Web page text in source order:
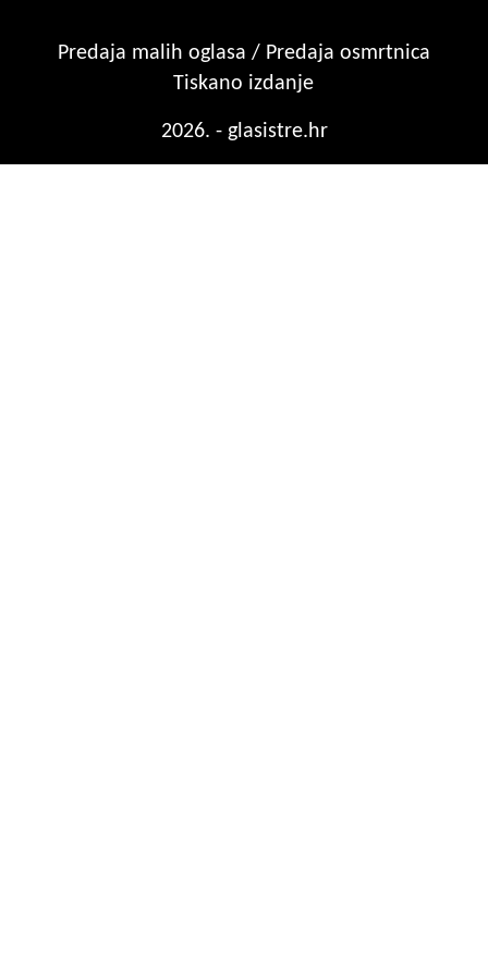
Predaja malih oglasa / Predaja osmrtnica
Tiskano izdanje
2026. - glasistre.hr